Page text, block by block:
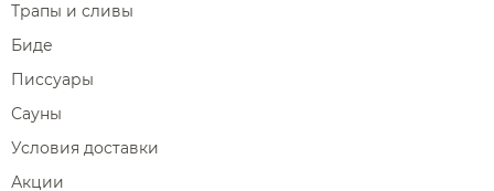
Трапы и сливы
Биде
Писсуары
Сауны
Условия доставки
Акции